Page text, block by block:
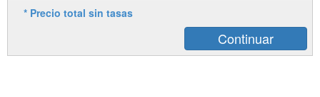
* Precio total sin tasas